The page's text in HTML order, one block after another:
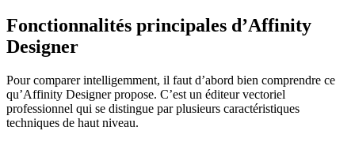
Fonctionnalités principales d’Affinity
Designer
Pour comparer intelligemment, il faut d’abord bien comprendre ce
qu’Affinity Designer propose. C’est un éditeur vectoriel
professionnel qui se distingue par plusieurs caractéristiques
techniques de haut niveau.